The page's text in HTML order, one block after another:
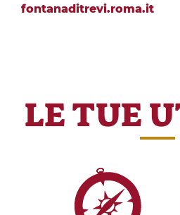
fontanaditrevi.roma.it
LE TUE